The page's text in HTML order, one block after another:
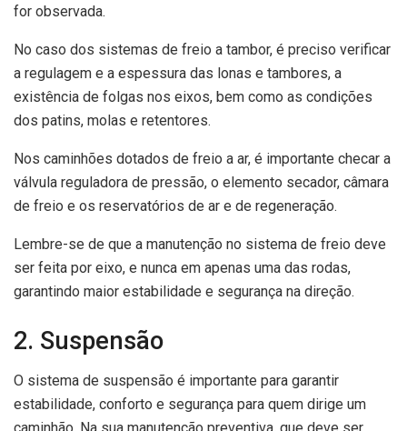
for observada.
No caso dos sistemas de freio a tambor, é preciso verificar
a regulagem e a espessura das lonas e tambores, a
existência de folgas nos eixos, bem como as condições
dos patins, molas e retentores.
Nos caminhões dotados de freio a ar, é importante checar a
válvula reguladora de pressão, o elemento secador, câmara
de freio e os reservatórios de ar e de regeneração.
Lembre-se de que a manutenção no sistema de freio deve
ser feita por eixo, e nunca em apenas uma das rodas,
garantindo maior estabilidade e segurança na direção.
2. Suspensão
O sistema de suspensão é importante para garantir
estabilidade, conforto e segurança para quem dirige um